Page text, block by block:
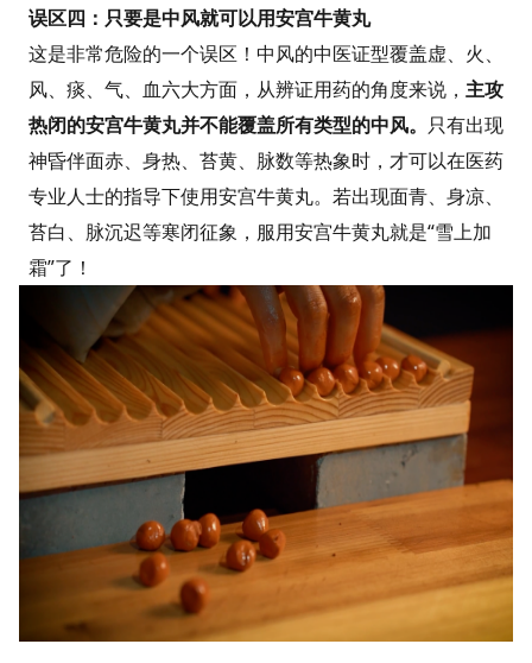
误区四：只要是中风就可以用安宫牛黄丸
这是非常危险的一个误区！中风的中医证型覆盖虚、火、
风、痰、气、血六大方面，从辨证用药的角度来说， 主攻
热闭的安宫牛黄丸并不能覆盖所有类型的中风。 只有出现
神昏伴面赤、身热、苔黄、脉数等热象时，才可以在医药
专业人士的指导下使用安宫牛黄丸。若出现面青、身凉、
苔白、脉沉迟等寒闭征象，服用安宫牛黄丸就是“雪上加
霜”了！